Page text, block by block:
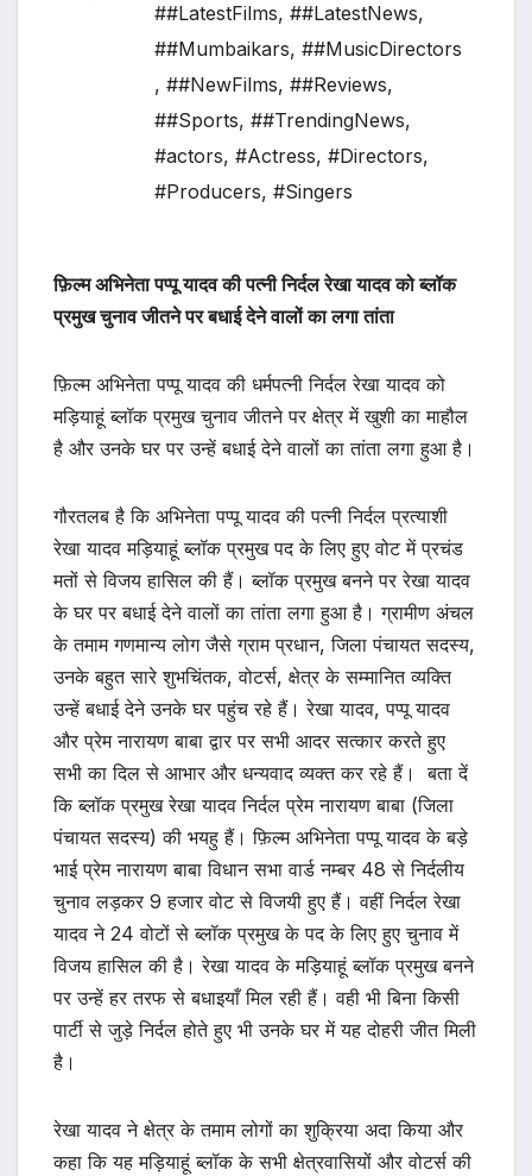
##LatestFilms, ##LatestNews,
##Mumbaikars, ##MusicDirectors
, ##NewFilms, ##Reviews,
##Sports, ##TrendingNews,
#actors, #Actress, #Directors,
#Producers, #Singers
फ़िल्म अभिनेता पप्पू यादव की पत्नी निर्दल रेखा यादव को ब्लॉक
प्रमुख चुनाव जीतने पर बधाई देने वालों का लगा तांता
फ़िल्म अभिनेता पप्पू यादव की धर्मपत्नी निर्दल रेखा यादव को
मड़ियाहूं ब्लॉक प्रमुख चुनाव जीतने पर क्षेत्र में खुशी का माहौल
है और उनके घर पर उन्हें बधाई देने वालों का तांता लगा हुआ है।
गौरतलब है कि अभिनेता पप्पू यादव की पत्नी निर्दल प्रत्याशी
रेखा यादव मड़ियाहूं ब्लॉक प्रमुख पद के लिए हुए वोट में प्रचंड
मतों से विजय हासिल की हैं। ब्लॉक प्रमुख बनने पर रेखा यादव
के घर पर बधाई देने वालों का तांता लगा हुआ है। ग्रामीण अंचल
के तमाम गणमान्य लोग जैसे ग्राम प्रधान, जिला पंचायत सदस्य,
उनके बहुत सारे शुभचिंतक, वोटर्स, क्षेत्र के सम्मानित व्यक्ति
उन्हें बधाई देने उनके घर पहुंच रहे हैं। रेखा यादव, पप्पू यादव
और प्रेम नारायण बाबा द्वार पर सभी आदर सत्कार करते हुए
सभी का दिल से आभार और धन्यवाद व्यक्त कर रहे हैं। बता दें
कि ब्लॉक प्रमुख रेखा यादव निर्दल प्रेम नारायण बाबा (जिला
पंचायत सदस्य) की भयहु हैं। फ़िल्म अभिनेता पप्पू यादव के बड़े
भाई प्रेम नारायण बाबा विधान सभा वार्ड नम्बर 48 से निर्दलीय
चुनाव लड़कर 9 हजार वोट से विजयी हुए हैं। वहीं निर्दल रेखा
यादव ने 24 वोटों से ब्लॉक प्रमुख के पद के लिए हुए चुनाव में
विजय हासिल की है। रेखा यादव के मड़ियाहूं ब्लॉक प्रमुख बनने
पर उन्हें हर तरफ से बधाइयाँ मिल रही हैं। वही भी बिना किसी
पार्टी से जुड़े निर्दल होते हुए भी उनके घर में यह दोहरी जीत मिली
है।
रेखा यादव ने क्षेत्र के तमाम लोगों का शुक्रिया अदा किया और
कहा कि यह मड़ियाहूं ब्लॉक के सभी क्षेत्रवासियों और वोटर्स की